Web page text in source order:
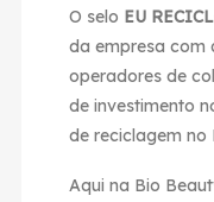
O selo EU
da empresa com
operadores de
de investimento
de reciclagem no
Aqui na Bio